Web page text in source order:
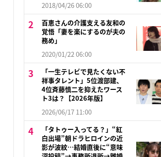
2018/04/26 06:00
百恵さんの介護支える友和の
覚悟「妻を楽にするのが夫の
務め」
2020/01/22 06:00
「一生テレビで見たくない不
祥事タレント」5位渡部建、
4位斉藤慎二を抑えたワース
ト3は？【2026年版】
2026/06/17 11:00
「タトゥー入ってる？」“紅
白出場”朝ドラヒロインの近
影が波紋…結婚直後に“意味